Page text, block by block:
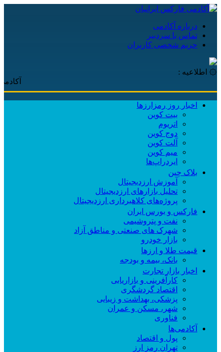
درباره آکادمی
تماس با سردبیر
حریم شخصی کاربران
۞ اطلاعیه :
آکادمی
اخبار روز رمزارزها
بیت کوین
اتریوم
دوج کوین
آلت کوین
میم کوین‌
ایردراپ‌ها
بلاک چین
آموزش ارزدیجیتال
تحلیل بازارهای ارزدیجیتال
پروژه‌های کلاهبرداری ارزدیجیتال
فارکس و بورس ایران
نفت و پتروشیمی
شهرک های صنعتی و مناطق آزاد
بازار خودرو
قیمت طلا و ارزها
بانک، بیمه و بودجه
اخبار بازار تجارت
کارآفرینی و بازاریابی
اقتصاد گردشگری
پزشکی، بهداشت و زیبایی
شهر، مسکن و عمران
فناوری
آکادمی‌ها
پول و اقتصاد
تهران رمز ارز